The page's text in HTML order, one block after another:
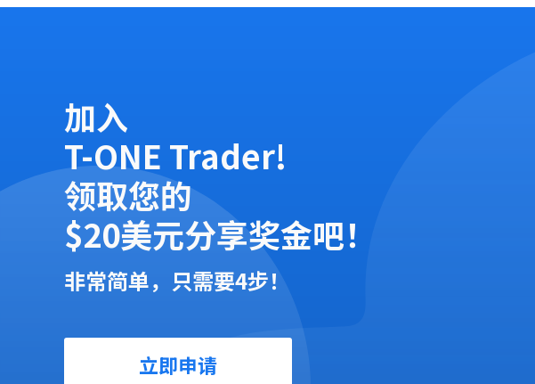
加入
T-ONE Trader!
领取您的
$20美元分享奖金吧！
非常简单，只需要4步！
立即申请